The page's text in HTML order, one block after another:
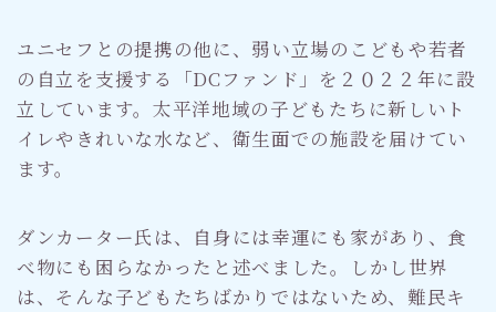
ユニセフとの提携の他に、弱い立場のこどもや若者
の自立を支援する「DCファンド」を２０２２年に設
立しています。太平洋地域の子どもたちに新しいト
イレやきれいな水など、衛生面での施設を届けてい
ます。
ダンカーター氏は、自身には幸運にも家があり、食
べ物にも困らなかったと述べました。しかし世界
は、そんな子どもたちばかりではないため、難民キ